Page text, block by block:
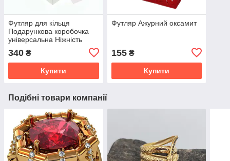
Футляр для кільця
Подарункова коробочка
універсальна Ніжність
340 ₴
Купити
Футляр Ажурний оксамит
155₴
Купити
Подібні товари компанії